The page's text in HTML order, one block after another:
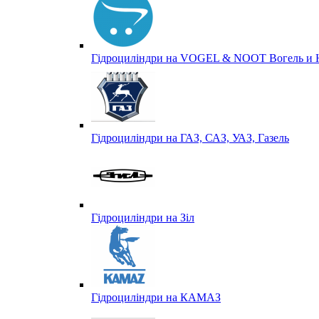
Гідроциліндри на VOGEL & NOOT Вогель и
Гідроциліндри на ГАЗ, САЗ, УАЗ, Газель
Гідроциліндри на Зіл
Гідроциліндри на КАМАЗ